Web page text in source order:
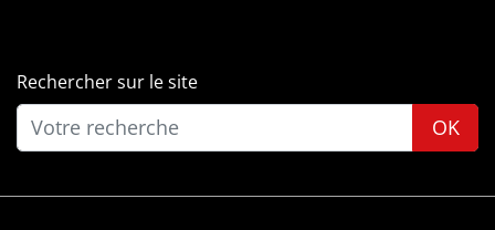
Rechercher sur le site
OK